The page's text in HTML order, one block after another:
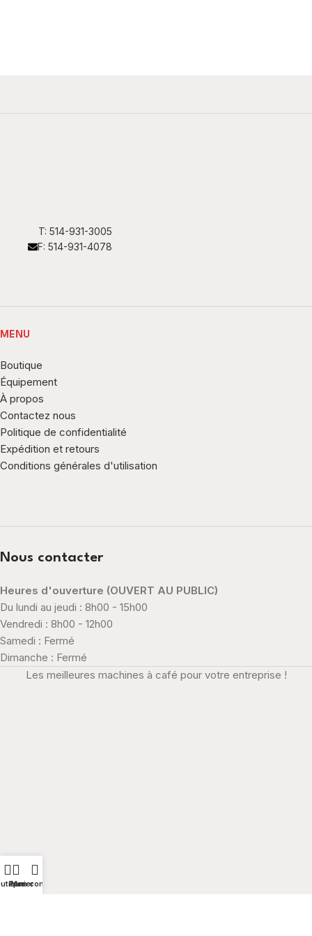
T: 514-931-3005
F: 514-931-4078
MENU
Boutique
Équipement
À propos
Contactez nous
Politique de confidentialité
Expédition et retours
Conditions générales d'utilisation
Nous contacter
Heures d'ouverture (OUVERT AU PUBLIC)
Du lundi au jeudi : 8h00 - 15h00
Vendredi : 8h00 - 12h00
Samedi : Fermé
Dimanche : Fermé
Les meilleures machines à café pour votre entreprise !
Panier
Mon compte